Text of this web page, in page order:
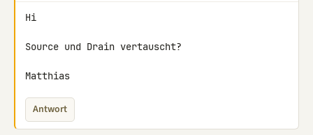
Hi
Source und Drain vertauscht?
Matthias
Antwort